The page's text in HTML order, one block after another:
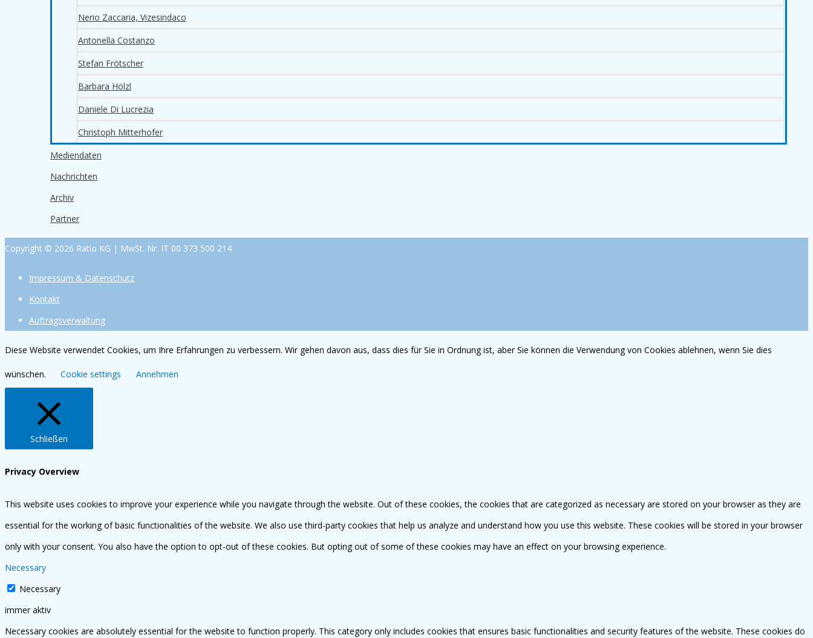
Nerio Zaccaria, Vizesindaco
Antonella Costanzo
Stefan Frötscher
Barbara Hölzl
Daniele Di Lucrezia
Christoph Mitterhofer
Mediendaten
Nachrichten
Archiv
Partner
Copyright © 2026 Ratio KG | MwSt. Nr. IT 00 373 500 214
Impressum & Datenschutz
Kontakt
Auftragsverwaltung
Diese Website verwendet Cookies, um Ihre Erfahrungen zu verbessern. Wir gehen davon aus, dass dies für Sie in Ordnung ist, aber Sie können die Verwendung von Cookies ablehnen, wenn Sie dies
wünschen. Cookie settings Annehmen
Schließen
Privacy Overview
This website uses cookies to improve your experience while you navigate through the website. Out of these cookies, the cookies that are categorized as necessary are stored on your browser as they are
essential for the working of basic functionalities of the website. We also use third-party cookies that help us analyze and understand how you use this website. These cookies will be stored in your browser
only with your consent. You also have the option to opt-out of these cookies. But opting out of some of these cookies may have an effect on your browsing experience.
Necessary
Necessary
immer aktiv
Necessary cookies are absolutely essential for the website to function properly. This category only includes cookies that ensures basic functionalities and security features of the website. These cookies do